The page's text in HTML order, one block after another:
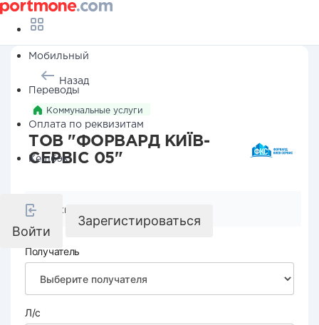
Мобильный
Переводы
Оплата по реквизитам
Кешбэк
Войти
Зарегистироваться
Назад
Коммунальные услуги
ТОВ "ФОРВАРД КИЇВ-
СЕРВІС 05"
Реквизиты компании
Получатель
Л/с